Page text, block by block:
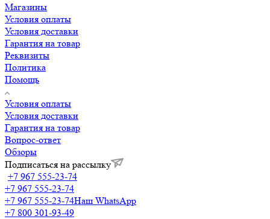
Магазины
Условия оплаты
Условия доставки
Гарантия на товар
Реквизиты
Политика
Помощь
Условия оплаты
Условия доставки
Гарантия на товар
Вопрос-ответ
Обзоры
Подписаться на рассылку
+7 967 555-23-74
+7 967 555-23-74
+7 967 555-23-74Наш WhatsApp
+7 800 301-93-49